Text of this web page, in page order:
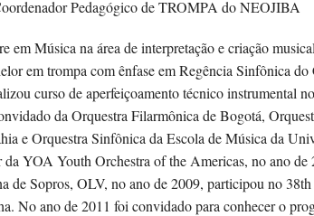
Pedagógico de TROMPA do NEOJIBA
em Música na área de interpretação e criação
em trompa com ênfase em Regência Sinfônica
curso de aperfeiçoamento técnico instrumental
da Orquestra Filarmônica de Bogotá,
e Orquestra Sinfônica da Escola de Música da
da YOA Youth Orchestra of the Americas, no ano
de Sopros, OLV, no ano de 2009, participou no
No ano de 2011 foi convidado para conhecer o